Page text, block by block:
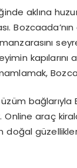
aklına
araç
doğal